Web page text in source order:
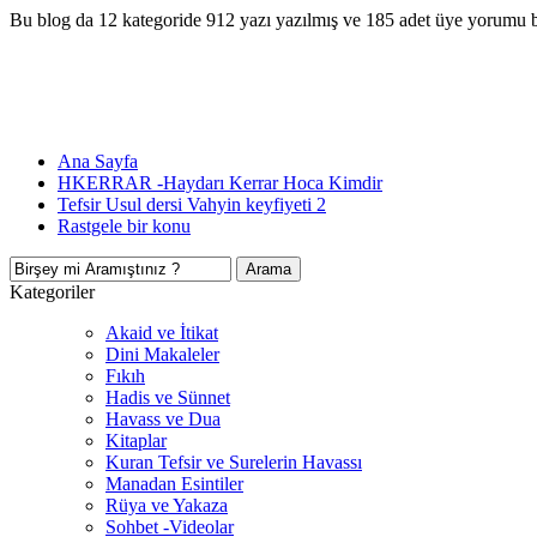
Bu blog da 12 kategoride 912 yazı yazılmış ve 185 adet üye yorumu
Ana Sayfa
HKERRAR -Haydarı Kerrar Hoca Kimdir
Tefsir Usul dersi Vahyin keyfiyeti 2
Rastgele bir konu
Kategoriler
Akaid ve İtikat
Dini Makaleler
Fıkıh
Hadis ve Sünnet
Havass ve Dua
Kitaplar
Kuran Tefsir ve Surelerin Havassı
Manadan Esintiler
Rüya ve Yakaza
Sohbet -Videolar